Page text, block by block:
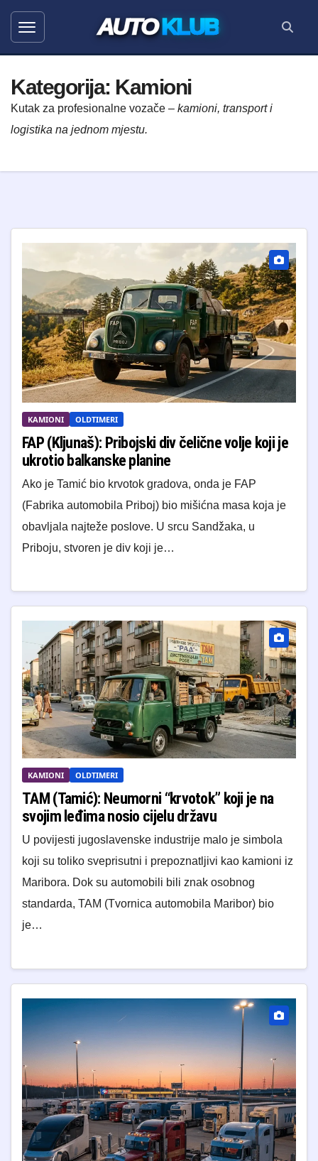
AUTOKLUB
Kategorija: Kamioni
Kutak za profesionalne vozače – kamioni, transport i
logistika na jednom mjestu.
KAMIONI OLDTIMERI
FAP (Kljunaš): Pribojski div čelične volje koji je
ukrotio balkanske planine
Ako je Tamić bio krvotok gradova, onda je FAP
(Fabrika automobila Priboj) bio mišićna masa koja je
obavljala najteže poslove. U srcu Sandžaka, u
Priboju, stvoren je div koji je…
KAMIONI OLDTIMERI
TAM (Tamić): Neumorni “krvotok” koji je na
svojim leđima nosio cijelu državu
U povijesti jugoslavenske industrije malo je simbola
koji su toliko sveprisutni i prepoznatljivi kao kamioni iz
Maribora. Dok su automobili bili znak osobnog
standarda, TAM (Tvornica automobila Maribor) bio
je…